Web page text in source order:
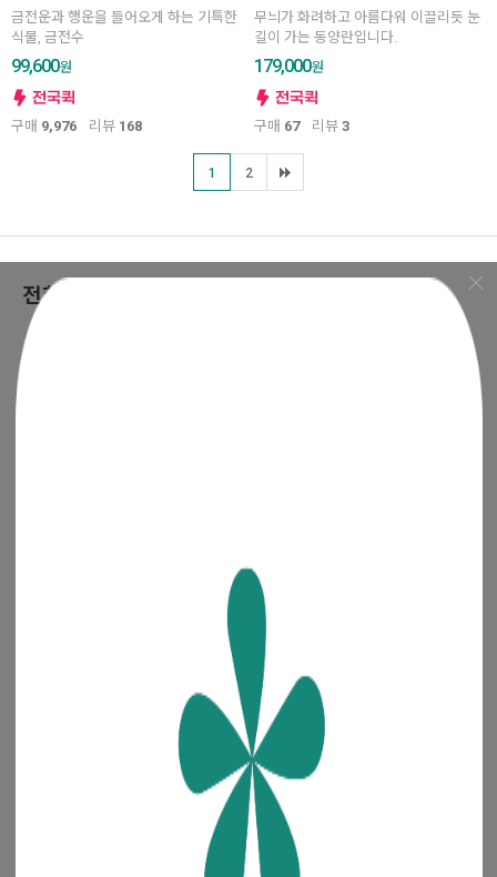
금전운과 행운을 들어오게 하는 기특한
식물, 금전수
99,600원
구매 9,976 리뷰 168
무늬가 화려하고 아름다워 이끌리듯 눈
길이 가는 동양란입니다.
179,000원
구매 67 리뷰 3
1 2
전화,문자 주문상담
1800-7879
+82-70-7806-7050
예금주 : 주식회사 청년들